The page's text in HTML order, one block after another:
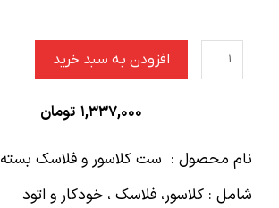
افزودن به سبد خرید
۱,۳۳۷,۰۰۰ تومان
نام محصول : ست کلاسور و فلاسک بسته 3 عددی
شامل : کلاسور، فلاسک ، خودکار و اتود